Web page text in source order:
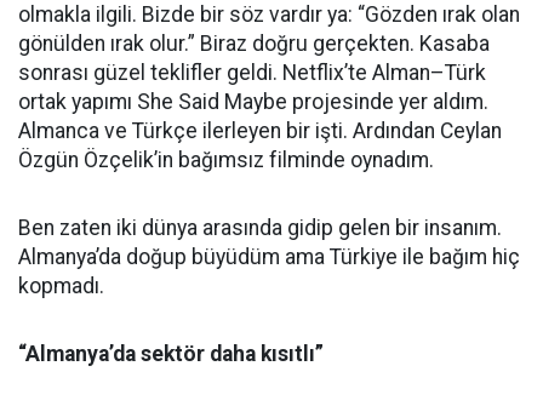
olmakla ilgili. Bizde bir söz vardır ya: “Gözden ırak olan
gönülden ırak olur.” Biraz doğru gerçekten. Kasaba
sonrası güzel teklifler geldi. Netflix’te Alman–Türk
ortak yapımı She Said Maybe projesinde yer aldım.
Almanca ve Türkçe ilerleyen bir işti. Ardından Ceylan
Özgün Özçelik’in bağımsız filminde oynadım.
Ben zaten iki dünya arasında gidip gelen bir insanım.
Almanya’da doğup büyüdüm ama Türkiye ile bağım hiç
kopmadı.
“Almanya’da sektör daha kısıtlı”